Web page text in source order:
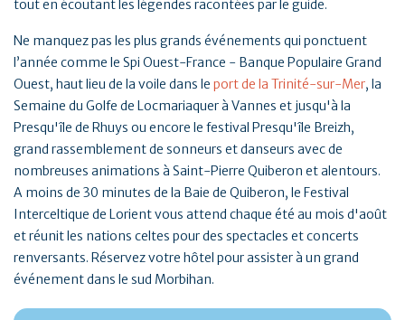
tout en écoutant les légendes racontées par le guide.
Ne manquez pas les plus grands événements qui ponctuent
l’année comme le Spi Ouest-France - Banque Populaire Grand
Ouest, haut lieu de la voile dans le port de la Trinité-sur-Mer, la
Semaine du Golfe de Locmariaquer à Vannes et jusqu'à la
Presqu'île de Rhuys ou encore le festival Presqu'île Breizh,
grand rassemblement de sonneurs et danseurs avec de
nombreuses animations à Saint-Pierre Quiberon et alentours.
A moins de 30 minutes de la Baie de Quiberon, le Festival
Interceltique de Lorient vous attend chaque été au mois d'août
et réunit les nations celtes pour des spectacles et concerts
renversants. Réservez votre hôtel pour assister à un grand
événement dans le sud Morbihan.